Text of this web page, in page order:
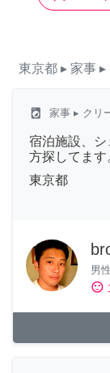
東京都 ▸ 家事 ▸
local_laundry_service 家事 ▸ クリ
宿泊施設、
方探してます
東京都
男性
sentiment_satisfied